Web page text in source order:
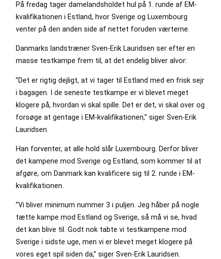
På fredag tager damelandsholdet hul på 1. runde af EM-
kvalifikationen i Estland, hvor Sverige og Luxembourg
venter på den anden side af nettet foruden værterne.
Danmarks landstræner Sven-Erik Lauridsen ser efter en
masse testkampe frem til, at det endelig bliver alvor:
”Det er rigtig dejligt, at vi tager til Estland med en frisk sejr
i bagagen. I de seneste testkampe er vi blevet meget
klogere på, hvordan vi skal spille. Det er det, vi skal over og
forsøge at gentage i EM-kvalifikationen,” siger Sven-Erik
Lauridsen.
Han forventer, at alle hold slår Luxembourg. Derfor bliver
det kampene mod Sverige og Estland, som kommer til at
afgøre, om Danmark kan kvalificere sig til 2. runde i EM-
kvalifikationen.
”Vi bliver minimum nummer 3 i puljen. Jeg håber på nogle
tætte kampe mod Estland og Sverige, så må vi se, hvad
det kan blive til. Godt nok tabte vi testkampene mod
Sverige i sidste uge, men vi er blevet meget klogere på
vores eget spil siden da,” siger Sven-Erik Lauridsen.